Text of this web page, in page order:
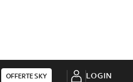
OFFERTE SKY LOGIN